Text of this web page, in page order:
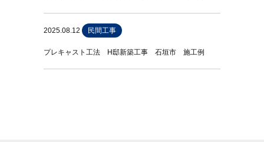
2025.08.12 民間工事
プレキャスト工法 H邸新築工事 石垣市 施工例